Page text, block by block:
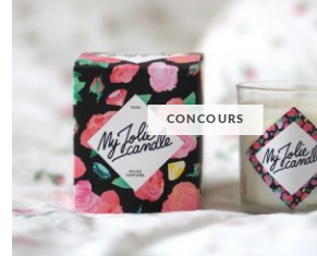
CONCOURS